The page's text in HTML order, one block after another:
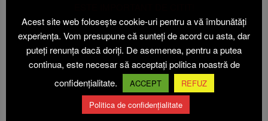
Publicatie casatorie 31 iulie 2026
Publicatie casatorie 28 iulie 2026
Anunt PUZ Etapa 1 Beica 24 iulie 2026
Anunt PUZ Etapa 2 ABI ECOACVACULTURA
Oferta vanzare teren 14 iulie 2026
Acest site web folosește cookie-uri pentru a vă îmbunătăți
experiența. Vom presupune că sunteți de acord cu asta, dar
puteți renunța dacă doriți. De asemenea, pentru a putea
continua, este necesar să acceptați politica noastră de
confidențialitate.
ACCEPT
REFUZ
Politica de confidențialitate